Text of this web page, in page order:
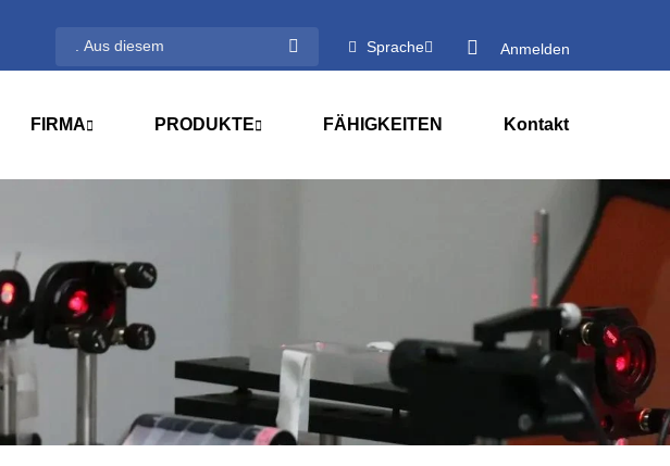
Sprache Anmelden
FIRMA PRODUKTE FÄHIGKEITEN Kontakt